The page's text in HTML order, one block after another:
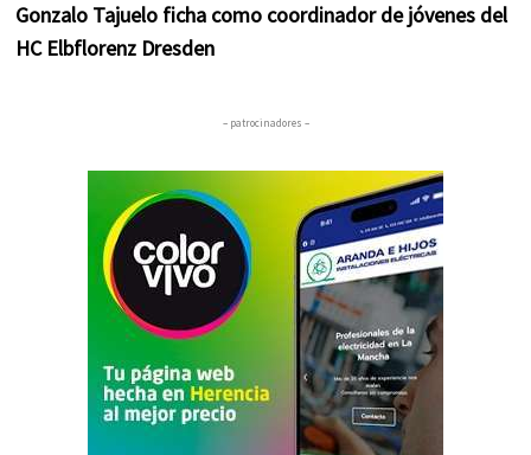
Gonzalo Tajuelo ficha como coordinador de jóvenes del
HC Elbflorenz Dresden
– patrocinadores –